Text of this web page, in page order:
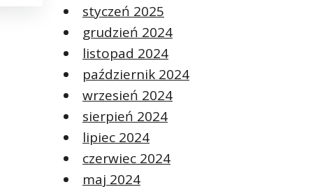
styczeń 2025
grudzień 2024
listopad 2024
październik 2024
wrzesień 2024
sierpień 2024
lipiec 2024
czerwiec 2024
maj 2024